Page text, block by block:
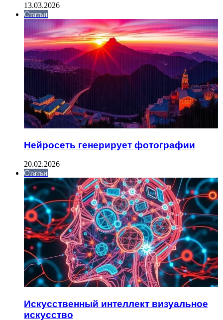
13.03.2026
Статьи
Нейросеть генерирует фотографии
20.02.2026
Статьи
Искусственный интеллект визуальное
искусство